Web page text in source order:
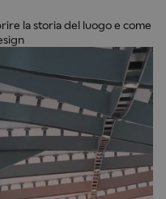
la storia del luogo e come